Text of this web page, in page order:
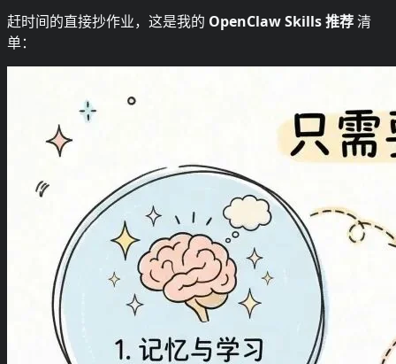
赶时间的直接抄作业，这是我的 OpenClaw Skills 推荐清
单：